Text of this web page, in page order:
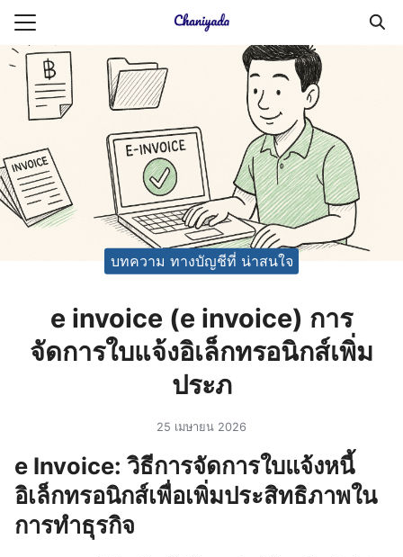
Skip
content
ยความเป็นส่วนตัว
ญชี (Accounting service)
ญชี (Accounting
Search
for:
บทความ ทางบัญชีที่ น่าสนใจ
e invoice (e invoice) การ
จัดการใบแจ้งอิเล็กทรอนิกส์เพิ่ม
ประภ
25 เมษายน 2026
e Invoice: วิธีการจัดการใบแจ้งหนี้
อิเล็กทรอนิกส์เพื่อเพิ่มประสิทธิภาพใน
การทำธุรกิจ